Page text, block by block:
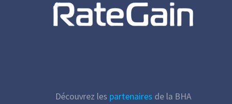
Découvrez les partenaires de la BHA